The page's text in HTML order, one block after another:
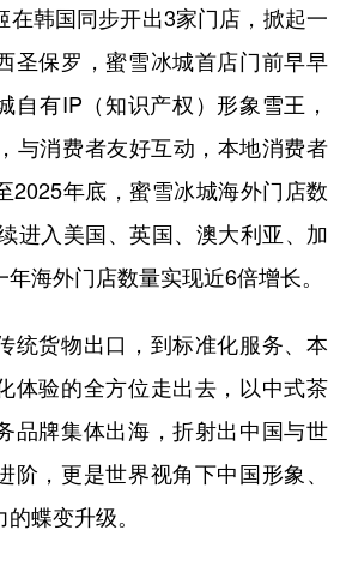
津 河北 山西
林 上海 江苏
徽 福建 江西
河南 湖北 湖南
西 海南 重庆
州 云南 西藏
肃 青海 宁夏
韩国同步开出3家门店，掀起一
圣保罗，蜜雪冰城首店门前早早
自有IP（知识产权）形象雪王，
与消费者友好互动，本地消费者
2025年底，蜜雪冰城海外门店数
进入美国、英国、澳大利亚、加
海外门店数量实现近6倍增长。
货物出口，到标准化服务、本
体验的全方位走出去，以中式茶
品牌集体出海，折射出中国与世
阶，更是世界视角下中国形象、
蝶变升级。